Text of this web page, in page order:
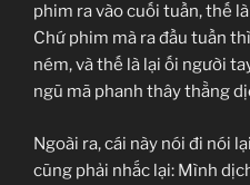
phim ra vào cuối tuần, thế
Chứ phim mà ra đầu tuần
ném, và thế là lại ối người
ngũ mã phanh thây thằng
Ngoài ra, cái này nói đi nói
cũng phải nhắc lại: Mình